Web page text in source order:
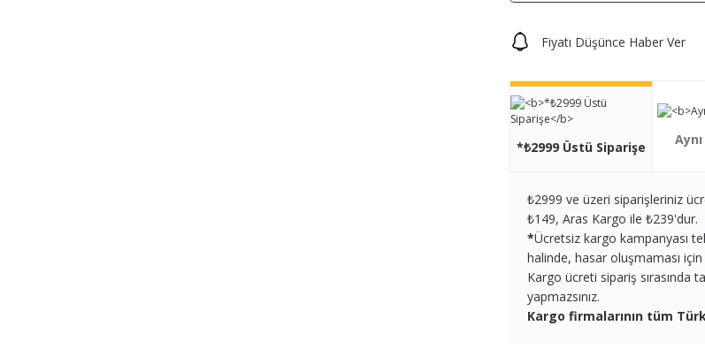
Fiyatı Düşünce Haber Ver
*₺2999 Üstü Siparişe
₺2999 ve üzeri siparişleriniz
₺149, Aras Kargo ile ₺239'dur.
*Ücretsiz kargo kampanyası
halinde, hasar oluşmaması
Kargo ücreti sipariş sırasında
yapmazsınız.
Kargo firmalarının tüm